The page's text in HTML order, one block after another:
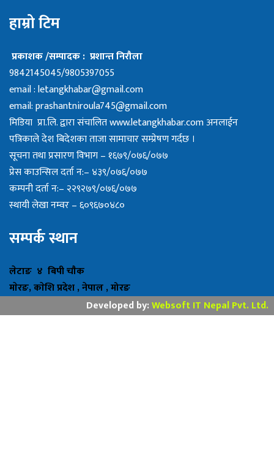
हाम्रो टिम
प्रकाशक /सम्पादक : प्रशान्त निरौला
9842145045/9805397055
email :letangkhabar@gmail.com
email:prashantniroula745@gmail.com
मिडिया प्रा.लि. द्वारा संचालित www.letangkhabar.com अनलाईन
पत्रिकाले देश बिदेशका ताजा सामाचार सम्प्रेषण गर्दछ ।
सूचना तथा प्रसारण विभाग – १६७९/०७६/०७७
प्रेस काउन्सिल दर्ता न:– ४३९/०७६/०७७
कम्पनी दर्ता न:– २२९२७९/०७६/०७७
स्थायी लेखा नम्वर – ६०९६७०४८०
सम्पर्क स्थान
लेटाङ ४ बिपी चाैक
माेरङ, काेशि प्रदेश , नेपाल , मोरङ
Developed by:Websoft IT Nepal Pvt. Ltd.